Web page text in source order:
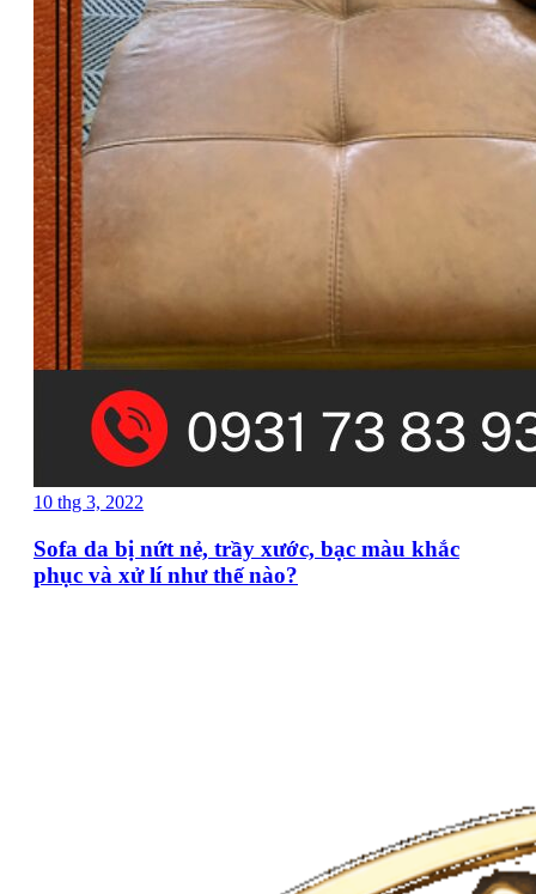
10 thg 3, 2022
Sofa da bị nứt nẻ, trầy xước, bạc màu khắc
phục và xử lí như thế nào?